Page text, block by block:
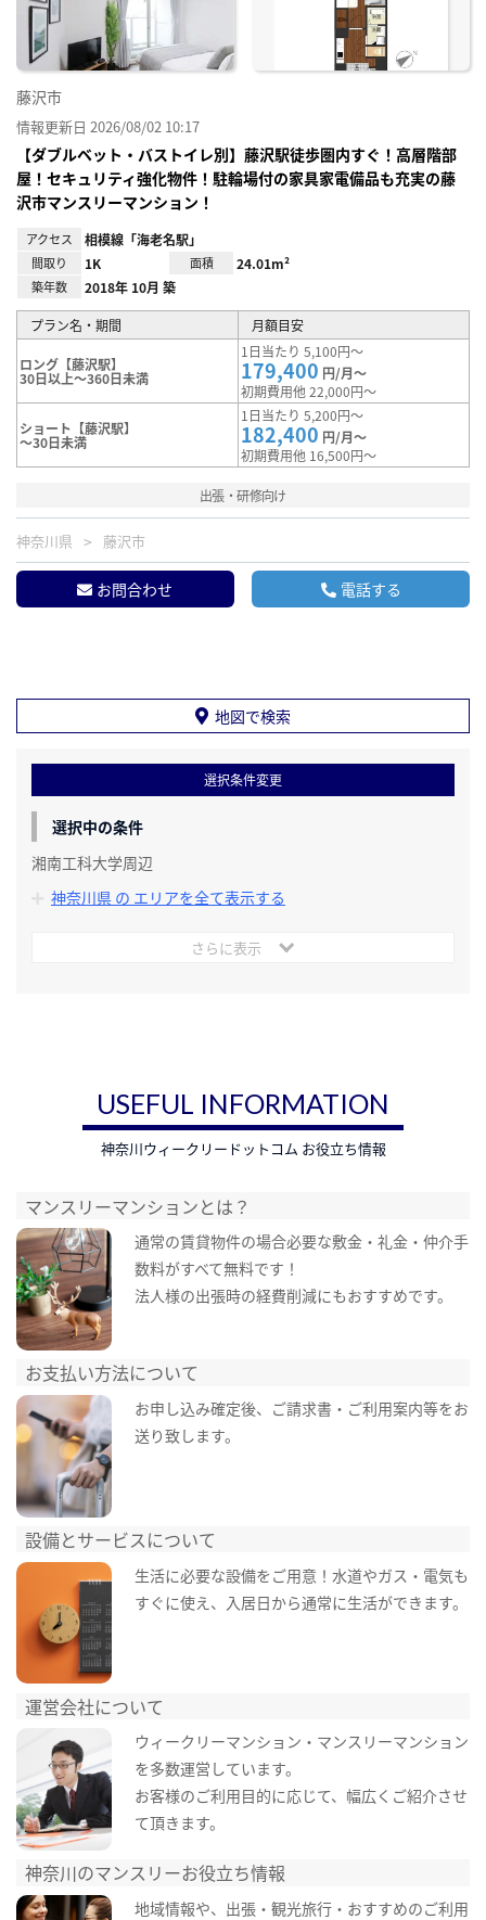
藤沢市
情報更新日 2026/08/02 10:17
【ダブルベット・バストイレ別】藤沢駅徒歩圏内すぐ！高層階部
屋！セキュリティ強化物件！駐輪場付の家具家電備品も充実の藤
沢市マンスリーマンション！
アクセス 相模線「海老名駅」
間取り 1K 面積 24.01m²
築年数 2018年 10月 築
プラン名・期間 月額目安
ロング【藤沢駅】
30日以上～360日未満
1日当たり 5,100円～
179,400 円/月～
初期費用他 22,000円～
ショート【藤沢駅】
～30日未満
1日当たり 5,200円～
182,400 円/月～
初期費用他 16,500円～
出張・研修向け
神奈川県 藤沢市
お問合わせ 電話する
地図で検索
選択条件変更
選択中の条件
湘南工科大学周辺
神奈川県 の エリアを全て表示する
さらに表示
USEFUL INFORMATION
神奈川ウィークリードットコム お役立ち情報
マンスリーマンションとは？
通常の賃貸物件の場合必要な敷金・礼金・仲介手
数料がすべて無料です！
法人様の出張時の経費削減にもおすすめです。
お支払い方法について
お申し込み確定後、ご請求書・ご利用案内等をお
送り致します。
設備とサービスについて
生活に必要な設備をご用意！水道やガス・電気も
すぐに使え、入居日から通常に生活ができます。
運営会社について
ウィークリーマンション・マンスリーマンション
を多数運営しています。
お客様のご利用目的に応じて、幅広くご紹介させ
て頂きます。
神奈川のマンスリーお役立ち情報
地域情報や、出張・観光旅行・おすすめのご利用